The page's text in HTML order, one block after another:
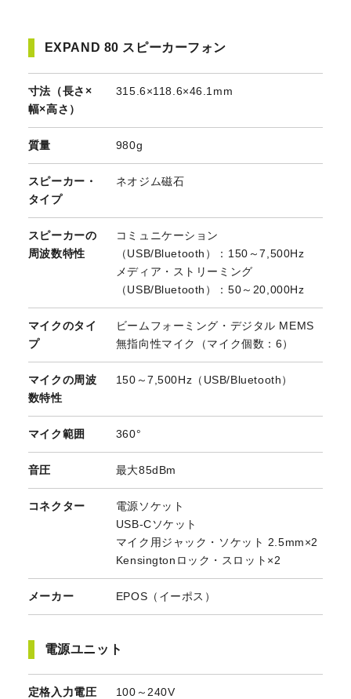
EXPAND 80 スピーカーフォン
寸法（長さ×
幅×高さ）
315.6×118.6×46.1mm
質量 980g
スピーカー・
タイプ
ネオジム磁石
スピーカーの
周波数特性
コミュニケーション
（USB/Bluetooth）：150～7,500Hz
メディア・ストリーミング
（USB/Bluetooth）：50～20,000Hz
マイクのタイ
プ
ビームフォーミング・デジタル MEMS
無指向性マイク（マイク個数：6）
マイクの周波
数特性
150～7,500Hz（USB/Bluetooth）
マイク範囲 360°
音圧 最大85dBm
コネクター
電源ソケット
USB-Cソケット
マイク用ジャック・ソケット 2.5mm×2
Kensingtonロック・スロット×2
メーカー EPOS（イーポス）
電源ユニット
定格入力電圧 100～240V